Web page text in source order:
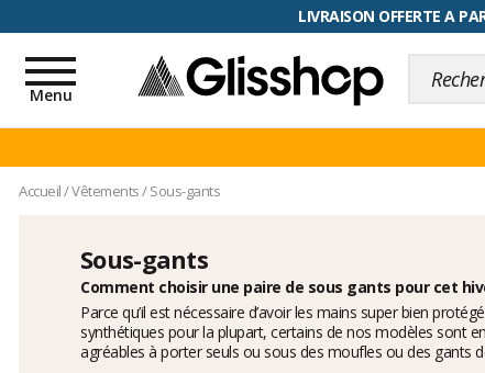
LIVRAISON OFFERTE A
RETOUR FACILITÉ, 100 jours
Toggle
navigation
Menu
Accueil/Vêtements/Sous-gants
Sous-gants
Comment choisir une paire de sous gants pour cet
Parce qu’il est nécessaire d’avoir les mains super bien
synthétiques pour la plupart, certains de nos modèles sont
agréables à porter seuls ou sous des moufles ou des gants